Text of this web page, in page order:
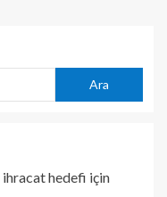
Ara
hedefi için